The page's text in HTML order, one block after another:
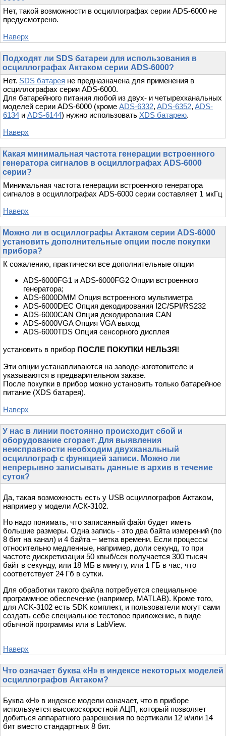
Нет, такой возможности в осциллографах серии ADS-6000 не
предусмотрено.
Наверх
Подходят ли SDS батареи для использования в
осциллографах Актаком серии ADS-6000?
Нет. SDS батарея не предназначена для применения в
осциллографах серии ADS-6000.
Для батарейного питания любой из двух- и четырехканальных
моделей серии ADS-6000 (кроме ADS-6332, ADS-6352, ADS-
6134 и ADS-6144) нужно использовать XDS батарею.
Наверх
Какая минимальная частота генерации встроенного
генератора сигналов в осциллографах ADS-6000
серии?
Минимальная частота генерации встроенного генератора
сигналов в осциллографах ADS-6000 серии составляет 1 мкГц
Наверх
Можно ли в осциллографы Актаком серии ADS-6000
установить дополнительные опции после покупки
прибора?
К сожалению, практически все дополнительные опции
ADS-6000FG1 и ADS-6000FG2 Опции встроенного
генератора;
ADS-6000DMM Опция встроенного мультиметра
ADS-6000DEC Опция декодирования I2C/SPI/RS232
ADS-6000CAN Опция декодирования CAN
ADS-6000VGA Опция VGA выход
ADS-6000TDS Опция сенсорного дисплея
установить в прибор ПОСЛЕ ПОКУПКИ НЕЛЬЗЯ!
Эти опции устанавливаются на заводе-изготовителе и
указываются в предварительном заказе.
После покупки в прибор можно установить только батарейное
питание (XDS батарея).
Наверх
У нас в линии постоянно происходит сбой и
оборудование сгорает. Для выявления
неисправности необходим двухканальный
осциллограф с функцией записи. Можно ли
непрерывно записывать данные в архив в течение
суток?
Да, такая возможность есть у USB осциллографов Актаком,
например у модели АСК-3102.
Но надо понимать, что записанный файл будет иметь
большие размеры. Одна запись - это два байта измерений (по
8 бит на канал) и 4 байта – метка времени. Если процессы
относительно медленные, например, доли секунд, то при
частоте дискретизации 50 квыб/сек получается 300 тысяч
байт в секунду, или 18 МБ в минуту, или 1 ГБ в час, что
соответствует 24 Гб в сутки.
Для обработки такого файла потребуется специальное
программное обеспечение (например, MATLAB). Кроме того,
для ACK-3102 есть SDK комплект, и пользователи могут сами
создать себе специальное тестовое приложение, в виде
обычной программы или в LabView.
Наверх
Что означает буква «H» в индексе некоторых моделей
осциллографов Актаком?
Буква «H» в индексе модели означает, что в приборе
используется высокоскоростной АЦП, который позволяет
добиться аппаратного разрешения по вертикали 12 и/или 14
бит вместо стандартных 8 бит.